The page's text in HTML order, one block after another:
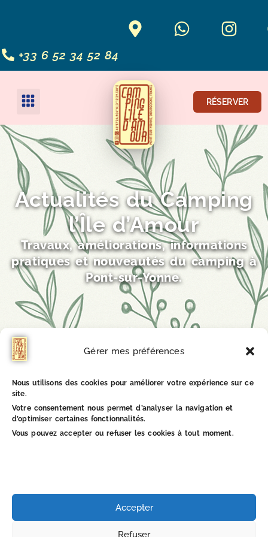
Gérer mes préférences
Nous utilisons des cookies pour améliorer votre expérience sur ce
site.
Votre consentement nous permet d’analyser la navigation et
d’optimiser certaines fonctionnalités.
Vous pouvez accepter ou refuser les cookies à tout moment.
Accepter
Refuser
+33 6 52 34 52 84
RÉSERVER
Actualités du Camping
l’Île d’Amour
Travaux, améliorations, informations
pratiques et nouveautés du camping à
Pont-sur-Yonne.
Il semble que nous ne trouvions pas ce que vous
cherchez.